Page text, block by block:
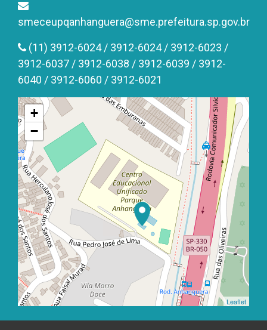
smeceupqanhanguera@sme.prefeitura.sp.gov.br
(11) 3912-6024 / 3912-6024 / 3912-6023 /
3912-6037 / 3912-6038 / 3912-6039 / 3912-
6040 / 3912-6060 / 3912-6021
+
−
Leaflet